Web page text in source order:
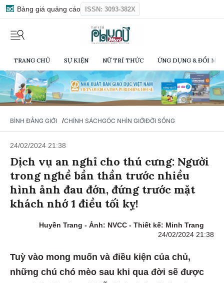
Bảng giá quảng cáo ISSN: 3093-382X
TRANG CHỦ SỰ KIỆN NỮ TRÍ THỨC ỨNG DỤNG & ĐỔI
BÌNH ĐẲNG GIỚI /CHÍNH SÁCHGÓC NHÌN GIỚIĐỜI SỐNG
24/02/2024 21:38
Dịch vụ an nghỉ cho thú cưng: Người
trong nghề bần thần trước nhiều
hình ảnh đau đớn, đứng trước mặt
khách nhớ 1 điều tối kỵ!
Huyền Trang - Ảnh: NVCC - Thiết kế: Minh Trang
24/02/2024 21:38
Tuỳ vào mong muốn và điều kiện của chủ,
những chú chó mèo sau khi qua đời sẽ được